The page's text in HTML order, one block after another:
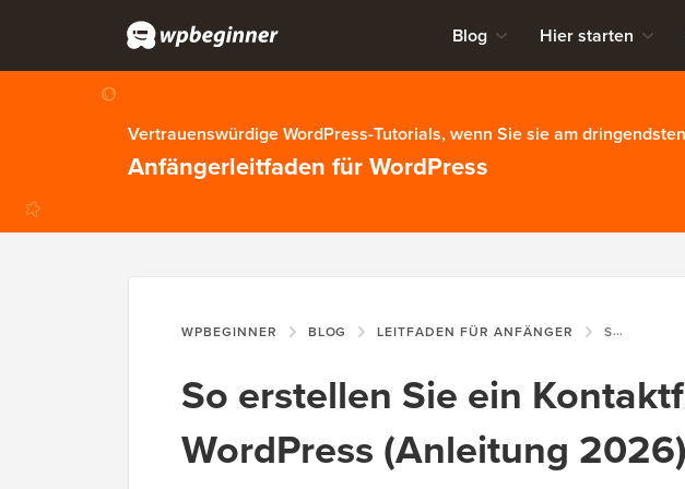
Blog Hier starten
Vertrauenswürdige WordPress-Tutorials, wenn Sie sie am
Anfängerleitfaden für WordPress
WPBEGINNER BLOG LEITFADEN FÜR ANFÄNGER SO ERSTELLEN SIE EIN KONTAKTFORMULAR IN WORDPRESS (ANLEITUNG 2026)
So erstellen Sie ein
WordPress (Anleitung 2026)